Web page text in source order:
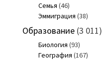
Семья (46)
Эммиграция (38)
Образование(3 011)
Биология (93)
География (167)